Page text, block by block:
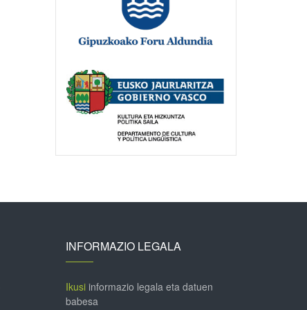
INFORMAZIO LEGALA
Ikusiinformazio legala eta datuen
babesa